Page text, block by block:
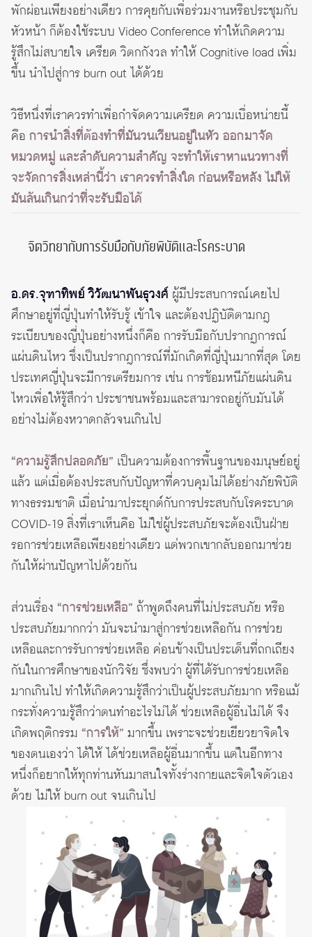
พักผ่อนเพียงอย่างเดียว การคุยกับเพื่อร่วมงานหรือประชุมกับ
หัวหน้า ก็ต้องใช้ระบบ Video Conference ทำให้เกิดความ
รู้สึกไม่สบายใจ เครียด วิตกกังวล ทำให้ Cognitive load เพิ่ม
ขึ้น นำไปสู่การ burn out ได้ด้วย
วิธีหนึ่งที่เราควรทำเพื่อกำจัดความเครียด ความเบื่อหน่ายนี้
คือ การนำสิ่งที่ต้องทำที่มันวนเวียนอยู่ในหัว ออกมาจัด
หมวดหมู่ และลำดับความสำคัญ จะทำให้เราหาแนวทางที่
จะจัดการสิ่งเหล่านี้ว่า เราควรทำสิ่งใด ก่อนหรือหลัง ไม่ให้
มันล้นเกินกว่าที่จะรับมือได้
จิตวิทยากับการรับมือกับภัยพิบัติและโรคระบาด
อ.ดร.จุฑาทิพย์ วิวัฒนาพันธุวงศ์ ผู้มีประสบการณ์เคยไป
ศึกษาอยู่ที่ญี่ปุ่นทำให้รับรู้ เข้าใจ และต้องปฏิบัติตามกฎ
ระเบียบของญี่ปุ่นอย่างหนึ่งก็คือ การรับมือกับปรากฏการณ์
แผ่นดินไหว ซึ่งเป็นปรากฎการณ์ที่มักเกิดที่ญี่ปุ่นมากที่สุด โดย
ประเทศญี่ปุ่นจะมีการเตรียมการ เช่น การซ้อมหนีภัยแผ่นดิน
ไหวเพื่อให้รู้สึกว่า ประชาชนพร้อมและสามารถอยู่กับมันได้
อย่างไม่ต้องหวาดกลัวจนเกินไป
“ความรู้สึกปลอดภัย” เป็นความต้องการพื้นฐานของมนุษย์อยู่
แล้ว แต่เมื่อต้องประสบกับปัญหาที่ควบคุมไม่ได้อย่างภัยพิบัติ
ทางธรรมชาติ เมื่อนำมาประยุกต์กับการประสบกับโรคระบาด
COVID-19 สิ่งที่เราเห็นคือ ไม่ใช่ผู้ประสบภัยจะต้องเป็นฝ่าย
รอการช่วยเหลือเพียงอย่างเดียว แต่พวกเขากลับออกมาช่วย
กันให้ผ่านปัญหาไปด้วยกัน
ส่วนเรื่อง “การช่วยเหลือ” ถ้าพูดถึงคนที่ไม่ประสบภัย หรือ
ประสบภัยมากกว่า มันจะนำมาสู่การช่วยเหลือกัน การช่วย
เหลือและการรับการช่วยเหลือ ค่อนข้างเป็นประเด็นที่ถกเถียง
กันในการศึกษาของนักวิจัย ซึ่งพบว่า ผู้ที่ได้รับการช่วยเหลือ
มากเกินไป ทำให้เกิดความรู้สึกว่าเป็นผู้ประสบภัยมาก หรือแม้
กระทั่งความรู้สึกว่าตนทำอะไรไม่ได้ ช่วยเหลือผู้อื่นไม่ได้ จึง
เกิดพฤติกรรม “การให้” มากขึ้น เพราะจะช่วยเยียวยาจิตใจ
ของตนเองว่า ได้ให้ ได้ช่วยเหลือผู้อื่นมากขึ้น แต่ในอีกทาง
หนึ่งก็อยากให้ทุกท่านหันมาสนใจทั้งร่างกายและจิตใจตัวเอง
ด้วย ไม่ให้ burn out จนเกินไป